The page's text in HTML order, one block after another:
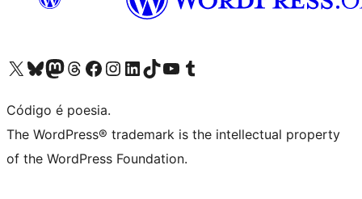
Acessar nossa conta do X (antigo Twitter)
Acessar nossa conta do Bluesky
Acessar nossa conta do Mastodon
Acessar nossa conta do Threads
Acessar nossa página do Facebook
Acessar nossa conta do Instagram
Acessar nossa conta do LinkedIn
Acessar nossa conta do TikTok
Acessar nosso canal do YouTube
Acessar nossa conta no Tumblr
Código é poesia.
The WordPress® trademark is the intellectual property
of the WordPress Foundation.